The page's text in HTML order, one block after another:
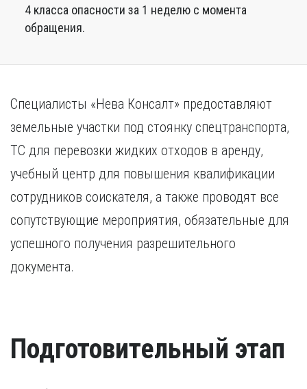
4 класса опасности за 1 неделю с момента
обращения.
Специалисты «Нева Консалт» предоставляют
земельные участки под стоянку спецтранспорта,
ТС для перевозки жидких отходов в аренду,
учебный центр для повышения квалификации
сотрудников соискателя, а также проводят все
сопутствующие мероприятия, обязательные для
успешного получения разрешительного
документа.
Подготовительный этап